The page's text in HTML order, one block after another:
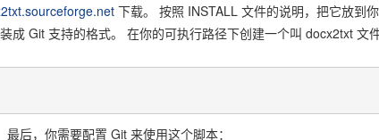
下载。 按照 INSTALL 文件的说明，把它放到
成 Git 支持的格式。 在你的可执行路径下创建一个叫 docx2txt 文
后，你需要配置 Git 来使用这个脚本：